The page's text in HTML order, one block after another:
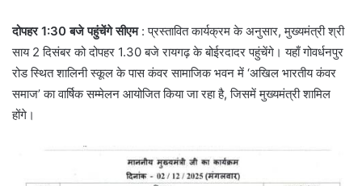
दोपहर 1:30 बजे पहुंचेंगे सीएम: प्रस्तावित कार्यक्रम के अनुसार, मुख्यमंत्री श्री
साय 2 दिसंबर को दोपहर 1.30 बजे रायगढ़ के बोईरदादर पहुंचेंगे। यहाँ गोवर्धनपुर
रोड स्थित शालिनी स्कूल के पास कंवर सामाजिक भवन में ‘अखिल भारतीय कंवर
समाज’ का वार्षिक सम्मेलन आयोजित किया जा रहा है, जिसमें मुख्यमंत्री शामिल
होंगे।